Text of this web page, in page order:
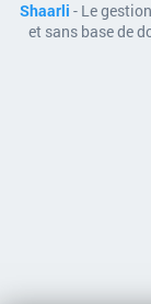
Shaarli - Le
et sans base de